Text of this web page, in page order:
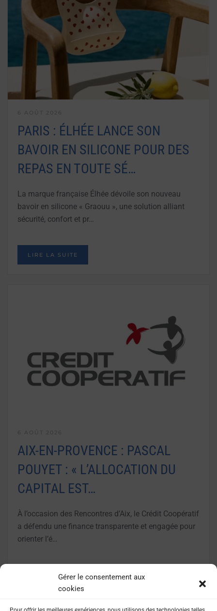
Gérer le consentement aux
cookies
PARIS : ÉLHÉE LANCE SON
BAVOIR EN SILICONE POUR DES
REPAS EN TOUTE SÉ…
La marque française Élhée dévoile son nouveau
bavoir en silicone « Graouu », une solution alliant
sécurité, confort et pr…
LIRE LA SUITE
AIX-EN-PROVENCE : PASCAL
POUYET : « L’ALLOCATION DU
CAPITAL EST…
À l’occasion des Rencontres d’Aix, le Crédit Coopératif
a défendu une finance transparente et engagée pour
orienter l’é…
LIRE LA SUITE